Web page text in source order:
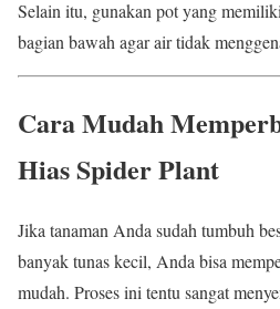
Selain itu, gunakan pot yang
bagian bawah agar air tidak
Cara Mudah
Hias Spider Plant
Jika tanaman Anda sudah tumbuh
banyak tunas kecil, Anda bisa
mudah. Proses ini tentu sangat